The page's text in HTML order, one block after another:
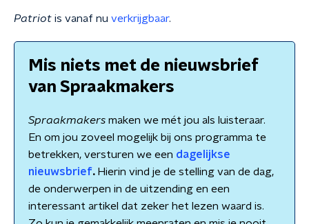
Patriot is vanaf nu verkrijgbaar.
Mis niets met de nieuwsbrief
van Spraakmakers
Spraakmakers maken we mét jou als luisteraar.
En om jou zoveel mogelijk bij ons programma te
betrekken, versturen we een dagelijkse
nieuwsbrief.Hierin vind je de stelling van de dag,
de onderwerpen in de uitzending en een
interessant artikel dat zeker het lezen waard is.